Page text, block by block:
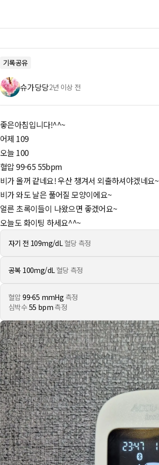
기록공유
슈가당당2년 이상 전
좋은아침입니다!^^~
어제 109
오늘 100
혈압 99-65 55bpm
비가 올꺼 같네요! 우산 챙겨서 외출하셔야겠네요~
비가 와도 날은 풀어질 모양이에요~
얼른 초록이들이 나왔으면 좋겠어요~
오늘도 화이팅 하세요^^~
자기 전 109mg/dL혈당 측정
공복 100mg/dL혈당 측정
혈압99-65 mmHg 측정
심박수 55 bpm측정